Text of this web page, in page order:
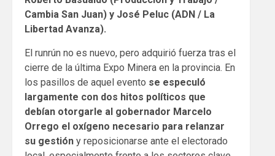
Cambia San Juan) y José Peluc (ADN / La
Libertad Avanza).
El runrún no es nuevo, pero adquirió fuerza tras el
cierre de la última Expo Minera en la provincia. En
los pasillos de aquel evento se especuló
largamente con dos hitos políticos que
debían otorgarle al gobernador Marcelo
Orrego el oxígeno necesario para relanzar
su gestión y reposicionarse ante el electorado